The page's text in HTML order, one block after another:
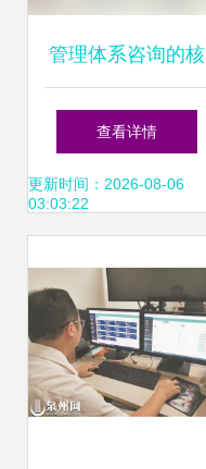
管理体系咨询的核
心活动概览——以
健康管理信息咨询
查看详情
更新时间：2026-08-06
03:03:22